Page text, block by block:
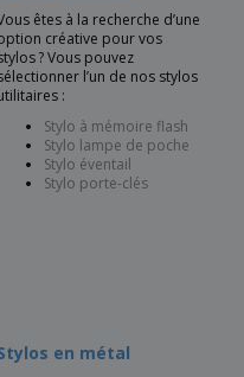
êtes à la recherche d’une
créative pour vos
? Vous pouvez
l’un de nos stylos
:
Stylo à mémoire flash
Stylo lampe de poche
Stylo éventail
Stylo porte-clés
en métal